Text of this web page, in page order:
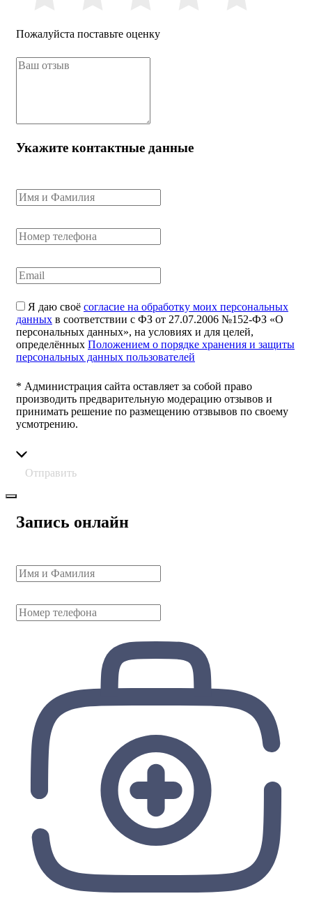
Пожалуйста поставьте оценку
Укажите контактные данные
Я даю своё согласие на обработку моих персональных
данных в соответствии с ФЗ от 27.07.2006 №152-ФЗ «О
персональных данных», на условиях и для целей,
определённых Положением о порядке хранения и защиты
персональных данных пользователей
* Администрация сайта оставляет за собой право
производить предварительную модерацию отзывов и
принимать решение по размещению отзвывов по своему
усмотрению.
Отправить
Запись онлайн